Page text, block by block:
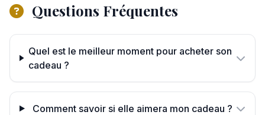
Questions Fréquentes
Quel est le meilleur moment pour acheter son
cadeau ?
Comment savoir si elle aimera mon cadeau ?